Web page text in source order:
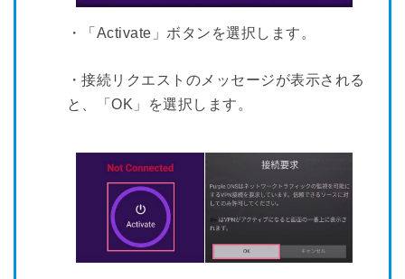
・「Activate」ボタンを選択します。
・接続リクエストのメッセージが表示される
と、「OK」を選択します。